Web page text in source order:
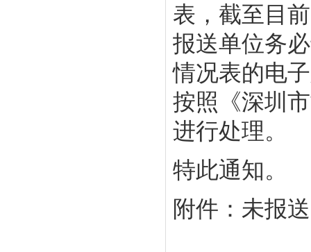
表，截至目
报送单位务
情况表的电
按照《深圳
进行处理。
特此通知。
附件：未报